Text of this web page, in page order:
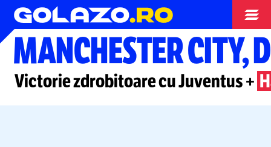
Campionate
MANCHESTER CITY,
Victorie zdrobitoare cu Juventus +